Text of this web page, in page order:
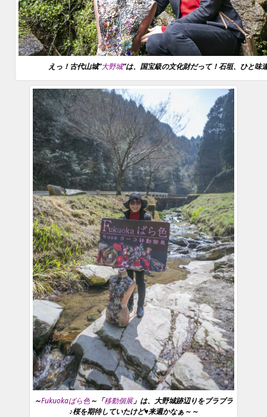
えっ！古代山城”大野城”は、国宝級の文化財だって！石垣、ひと味
～Fukuokaばら色～「移動個展」は、大野城跡辺りをブラブラ
♪桜を期待していたけど♥来週かなぁ～～